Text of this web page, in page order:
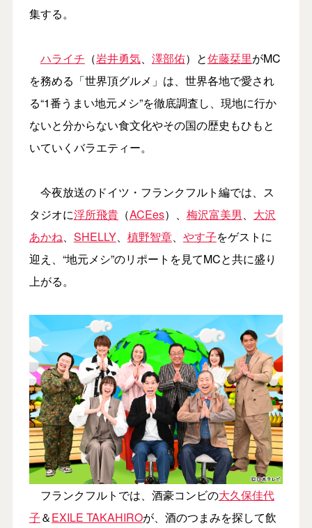
集する。
ハライチ （岩井勇気、 澤部佑）と佐藤栞里がMC
を務める「世界頂グルメ」は、世界各地で愛され
る“1番うまい地元メシ”を徹底調査し、現地に行か
ないと分からない食文化やその国の歴史もひもと
いていくバラエティー。
今夜放送のドイツ・フランクフルト編では、ス
タジオに浮所飛貴（ACEes）、 梅沢富美男、 大沢
あかね、 SHELLY、 槙野智章、 やす子をゲストに
迎え、“地元メシ”のリポートを見てMCと共に盛り
上がる。
フランクフルトでは、酒豪コンビの大久保佳代
子＆EXILE TAKAHIROが、酒のつまみを探して飲